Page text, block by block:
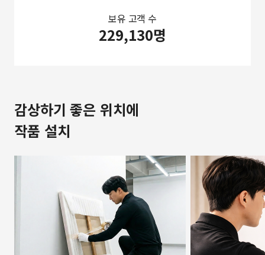
보유 고객 수
229,130명
감상하기 좋은 위치에
작품 설치